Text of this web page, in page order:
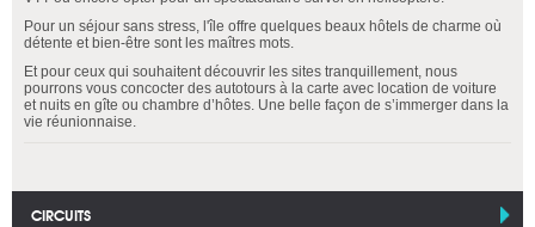
Pour un séjour sans stress, l'île offre quelques beaux hôtels de charme où
détente et bien-être sont les maîtres mots.
Et pour ceux qui souhaitent découvrir les sites tranquillement, nous
pourrons vous concocter des autotours à la carte avec location de voiture
et nuits en gîte ou chambre d’hôtes. Une belle façon de s’immerger dans la
vie réunionnaise.
CIRCUITS